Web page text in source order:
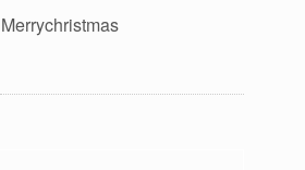
Merrychristmas